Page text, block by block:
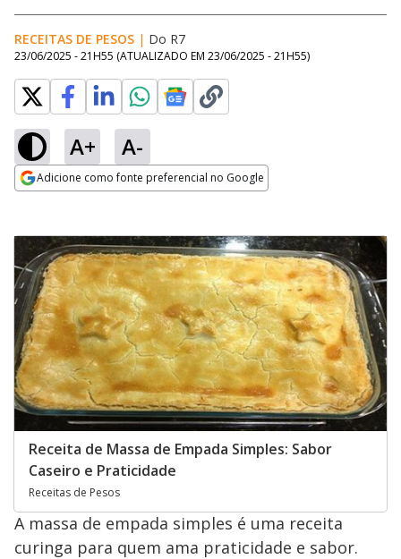
RECEITAS DE PESOS | Do R7
23/06/2025 - 21H55 (ATUALIZADO EM 23/06/2025 - 21H55)
A+ A-
Adicione como fonte preferencial no Google
Receita de Massa de Empada Simples: Sabor
Caseiro e Praticidade
Receitas de Pesos
A massa de empada simples é uma receita
curinga para quem ama praticidade e sabor.